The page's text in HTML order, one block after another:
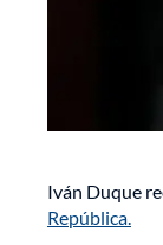
Iván Duque
República.